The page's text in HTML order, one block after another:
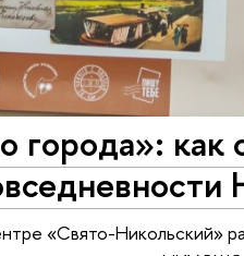
города»: как
«Свято-Никольский»